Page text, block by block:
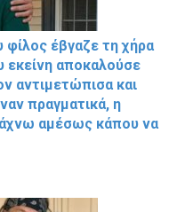
έβγαζε τη χήρα
εκείνη αποκαλούσε
αντιμετώπισα και
πραγματικά, η
αμέσως κάπου να